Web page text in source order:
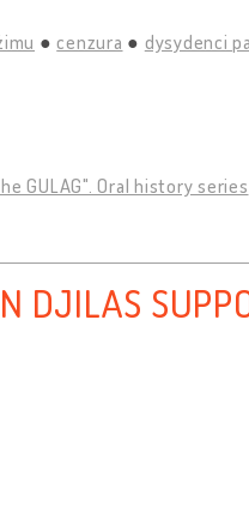
cenzura
dysydenci
GULAG". Oral history series
DJILAS